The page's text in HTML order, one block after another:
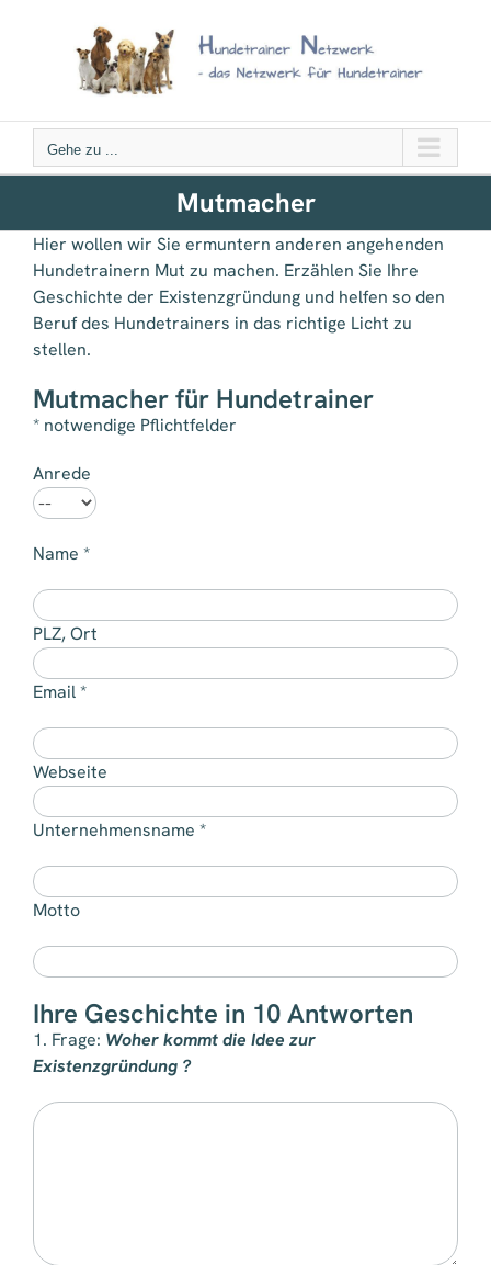
Gehe zu ...
Mutmacher
Hier wollen wir Sie ermuntern anderen angehenden
Hundetrainern Mut zu machen. Erzählen Sie Ihre
Geschichte der Existenzgründung und helfen so den
Beruf des Hundetrainers in das richtige Licht zu
stellen.
Mutmacher für Hundetrainer
* notwendige Pflichtfelder
Anrede
Name *
PLZ, Ort
Email *
Webseite
Unternehmensname *
Motto
Ihre Geschichte in 10 Antworten
1. Frage: Woher kommt die Idee zur
Existenzgründung ?